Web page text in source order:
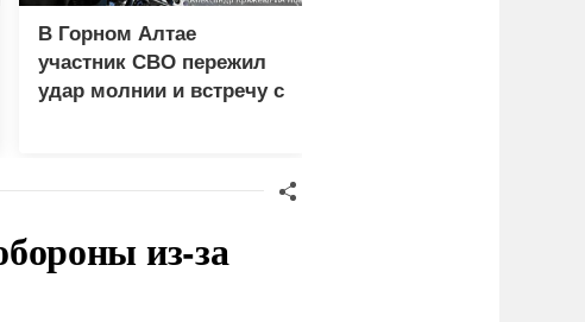
В Горном Алтае
участник СВО пережил
удар молнии и встречу с
из-за